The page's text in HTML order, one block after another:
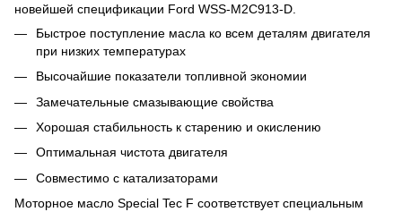
новейшей спецификации Ford WSS-M2C913-D.
Быстрое поступление масла ко всем деталям двигателя
при низких температурах
Высочайшие показатели топливной экономии
Замечательные смазывающие свойства
Хорошая стабильность к старению и окислению
Оптимальная чистота двигателя
Совместимо с катализаторами
Моторное масло Special Tec F соответствует специальным